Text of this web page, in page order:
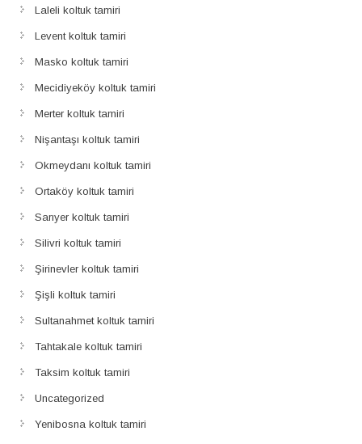
Laleli koltuk tamiri
Levent koltuk tamiri
Masko koltuk tamiri
Mecidiyeköy koltuk tamiri
Merter koltuk tamiri
Nişantaşı koltuk tamiri
Okmeydanı koltuk tamiri
Ortaköy koltuk tamiri
Sarıyer koltuk tamiri
Silivri koltuk tamiri
Şirinevler koltuk tamiri
Şişli koltuk tamiri
Sultanahmet koltuk tamiri
Tahtakale koltuk tamiri
Taksim koltuk tamiri
Uncategorized
Yenibosna koltuk tamiri